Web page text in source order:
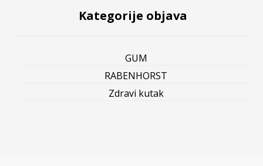
Kategorije objava
GUM
RABENHORST
Zdravi kutak